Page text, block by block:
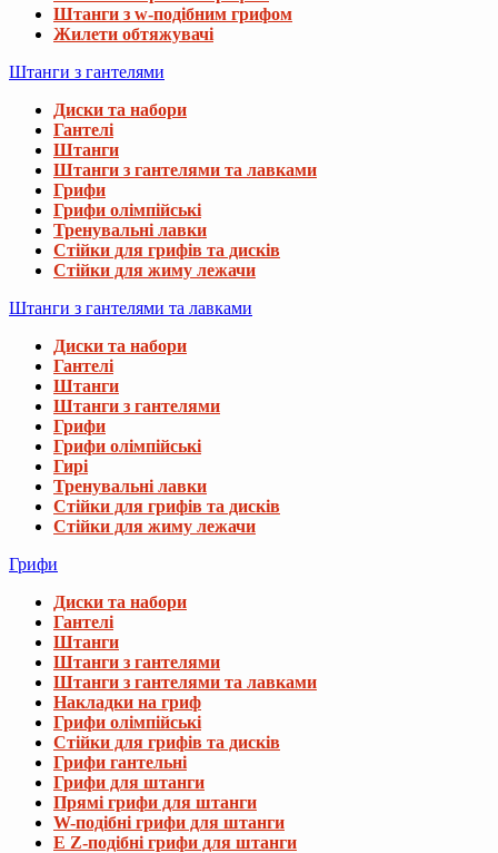
Штанги з w-подібним грифом
Жилети обтяжувачі
Штанги з гантелями
Диски та набори
Гантелі
Штанги
Штанги з гантелями та лавками
Грифи
Грифи олімпійські
Тренувальні лавки
Стійки для грифів та дисків
Стійки для жиму лежачи
Штанги з гантелями та лавками
Диски та набори
Гантелі
Штанги
Штанги з гантелями
Грифи
Грифи олімпійські
Гирі
Тренувальні лавки
Стійки для грифів та дисків
Стійки для жиму лежачи
Грифи
Диски та набори
Гантелі
Штанги
Штанги з гантелями
Штанги з гантелями та лавками
Накладки на гриф
Грифи олімпійські
Стійки для грифів та дисків
Грифи гантельні
Грифи для штанги
Прямі грифи для штанги
W-подібні грифи для штанги
E Z-подібні грифи для штанги